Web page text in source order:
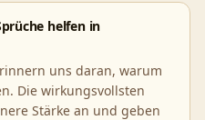
helfen in
uns daran, warum
Die wirkungsvollsten
Stärke an und geben